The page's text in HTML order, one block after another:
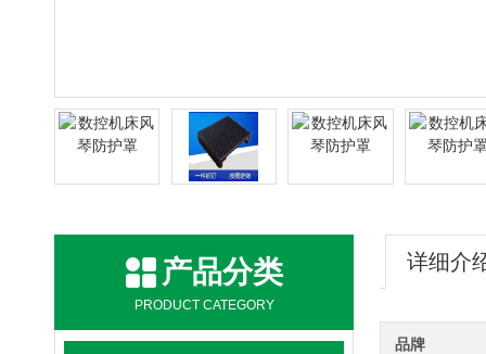
产品分类
PRODUCT CATEGORY
详细介
品牌